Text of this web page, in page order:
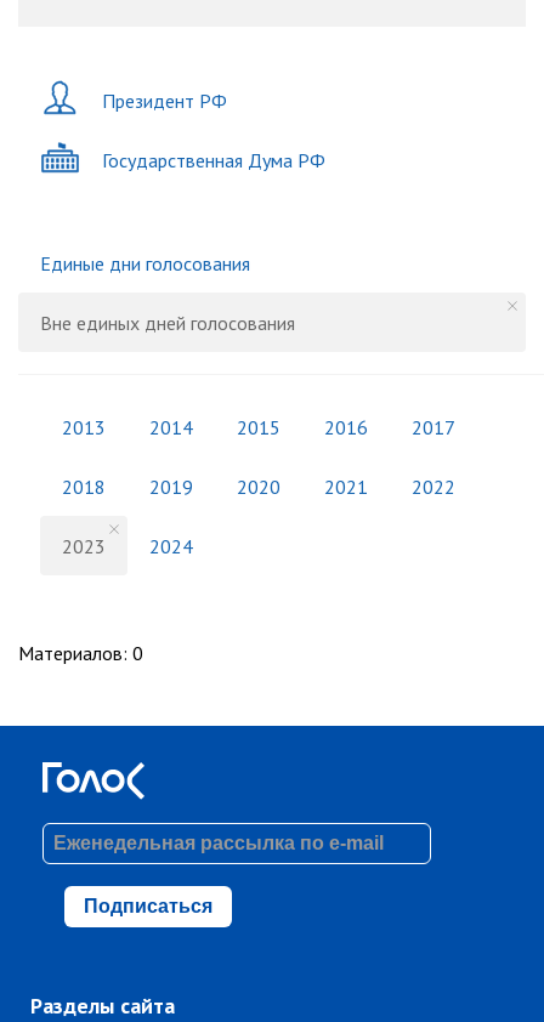
Президент РФ
Государственная Дума РФ
Единые дни голосования
Вне единых дней голосования
2013 2014 2015 2016 2017
2018 2019 2020 2021 2022
2023 2024
Материалов: 0
Подписаться
Разделы сайта